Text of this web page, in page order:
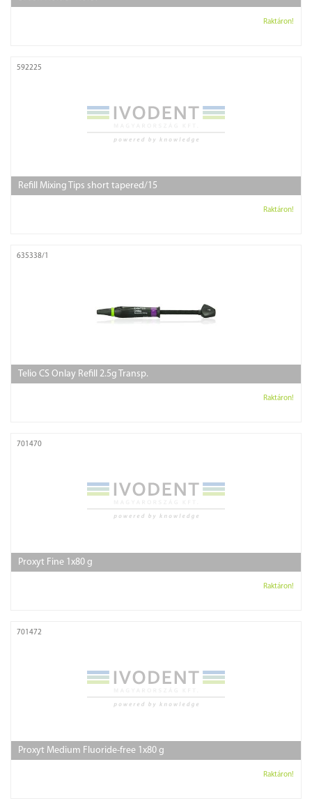
Raktáron!
592225
Refill Mixing Tips short tapered/15
Raktáron!
635338/1
Telio CS Onlay Refill 2.5g Transp.
Raktáron!
701470
Proxyt Fine 1x80 g
Raktáron!
701472
Proxyt Medium Fluoride-free 1x80 g
Raktáron!